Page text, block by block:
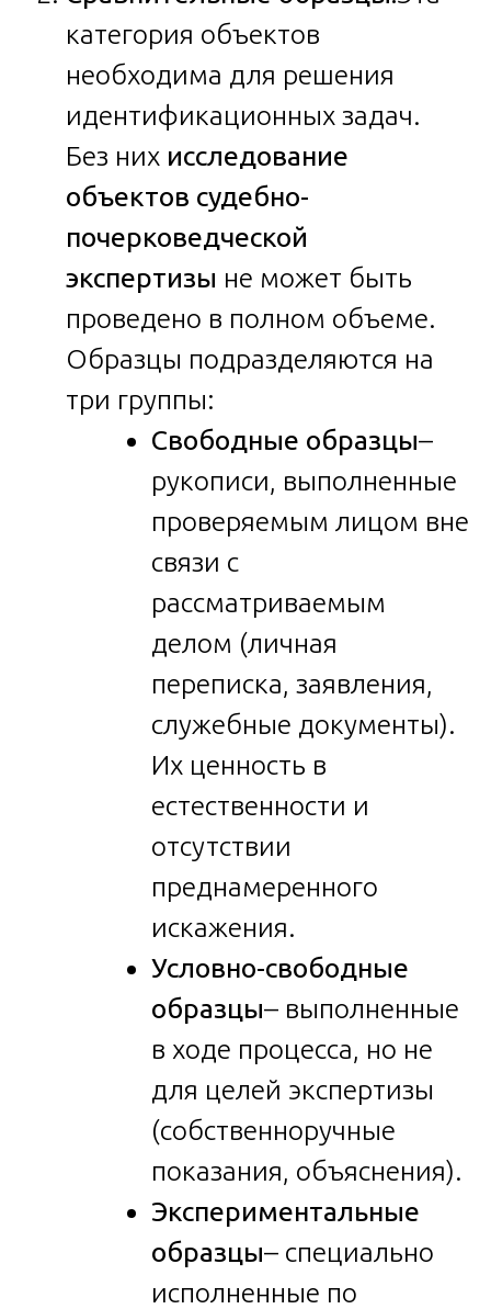
категория объектов
необходима для решения
идентификационных задач.
Без них исследование
объектов судебно-
почерковедческой
экспертизы не может быть
проведено в полном объеме.
Образцы подразделяются на
три группы:
Свободные образцы–
рукописи, выполненные
проверяемым лицом вне
связи с
рассматриваемым
делом (личная
переписка, заявления,
служебные документы).
Их ценность в
естественности и
отсутствии
преднамеренного
искажения.
Условно-свободные
образцы– выполненные
в ходе процесса, но не
для целей экспертизы
(собственноручные
показания, объяснения).
Экспериментальные
образцы– специально
исполненные по